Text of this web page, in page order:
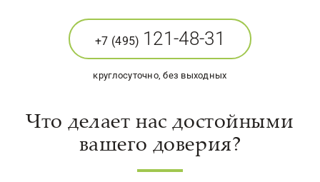
+7 (495) 121-48-31
круглосуточно, без выходных
Что делает нас достойными
вашего доверия?